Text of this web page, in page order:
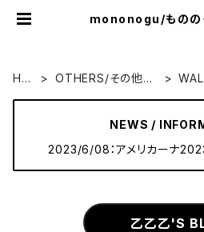
mononogu/もの
HO
OTHERS/その他小
NEWS /
2023/6/08：アメリカーナ
乙乙乙'S